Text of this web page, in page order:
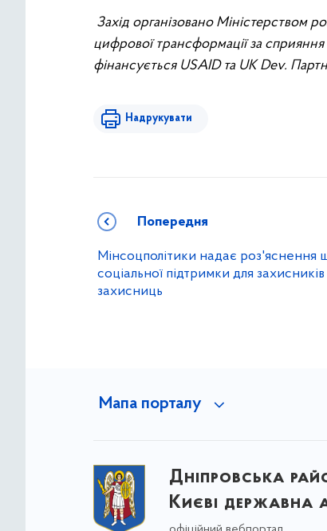
Захід організовано Міністерством
цифрової трансформації за
фінансується USAID та UK Dev.
Надрукувати
Попередня
Мінсоцполітики надає роз'яснення
соціальної підтримки для захисників
захисниць
Мапа порталу
Дніпровська
Києві державна